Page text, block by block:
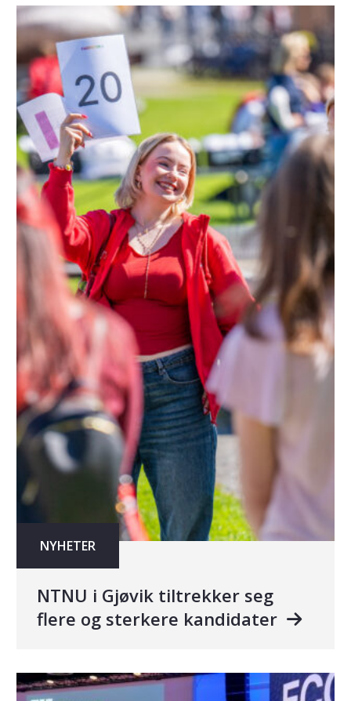
NYHETER
NTNU i Gjøvik tiltrekker seg
flere og sterkere kandidater